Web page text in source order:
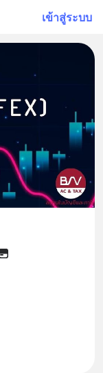
เข้าสู่ระบบ